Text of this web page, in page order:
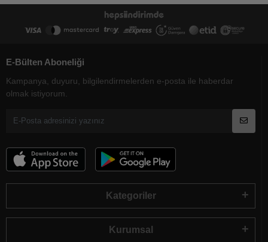
E-Bülten Aboneliği
Kampanya, duyuru, bilgilendirmelerden e-posta ile haberdar
olmak istiyorum.
Kategoriler
Kurumsal